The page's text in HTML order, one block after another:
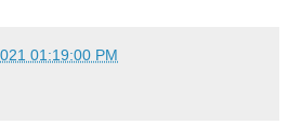
01:19:00 PM